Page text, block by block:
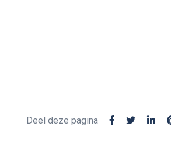
Deel deze pagina